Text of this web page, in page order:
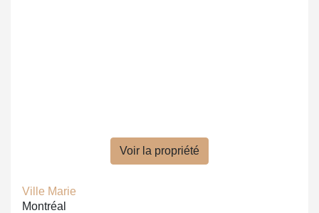
Voir la propriété
Ville Marie
Montréal